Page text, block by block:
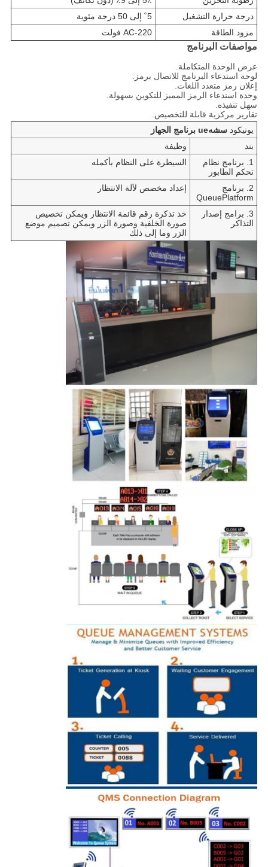
درجة حرارة التشغيل
5˚ إلى 50 درجة مئوية
مزود الطاقة
AC-220 فولت
مواصفات البرنامج
عرض الوحدة المتكاملة.
لوحة استدعاء البرنامج للاتصال برمز.
إعلان رمز متعدد اللغات.
وحدة استدعاء الرمز المميز للتكوين بسهولة.
سهل تنفيذه.
تقارير مركزية قابلة للتخصيص.
يونيكود سشهue برنامج الجهاز
بند
وظيفة
1. برنامج نظام
تحكم الطابور
السيطرة على النظام بأكمله
2. برنامج
QueuePlatform
إعداد مخصص لآلة الانتظار
3. برامج إصدار
التذاكر
خذ تذكرة رقم قائمة الانتظار ويمكن تخصيص
صورة الخلفية وصورة الزر ويمكن تصميم موضع
الزر وما إلى ذلك